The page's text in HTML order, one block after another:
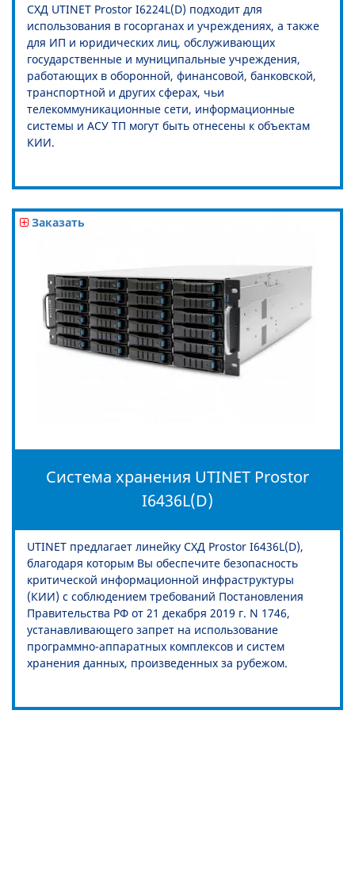
СХД UTINET Prostor I6224L(D) подходит для
использования в госорганах и учреждениях, а также
для ИП и юридических лиц, обслуживающих
государственные и муниципальные учреждения,
работающих в оборонной, финансовой, банковской,
транспортной и других сферах, чьи
телекоммуникационные сети, информационные
системы и АСУ ТП могут быть отнесены к объектам
КИИ.
Заказать
Система хранения UTINET Prostor
I6436L(D)
UTINET предлагает линейку СХД Prostor I6436L(D),
благодаря которым Вы обеспечите безопасность
критической информационной инфраструктуры
(КИИ) с соблюдением требований Постановления
Правительства РФ от 21 декабря 2019 г. N 1746,
устанавливающего запрет на использование
программно-аппаратных комплексов и систем
хранения данных, произведенных за рубежом.